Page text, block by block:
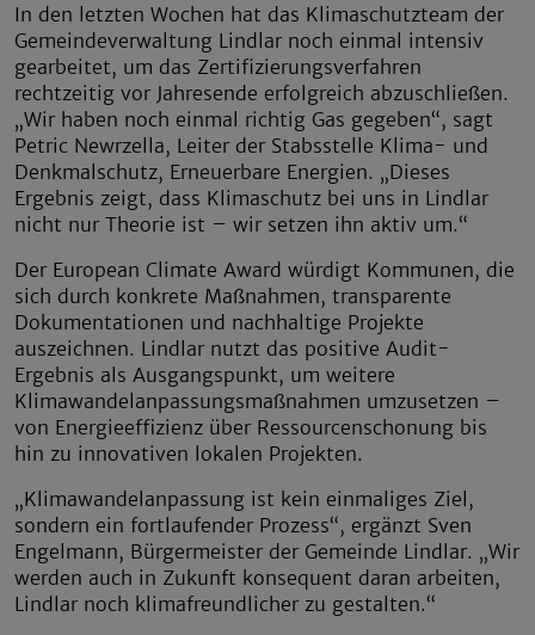
In den letzten Wochen hat das Klimaschutzteam der
Gemeindeverwaltung Lindlar noch einmal intensiv
gearbeitet, um das Zertifizierungsverfahren
rechtzeitig vor Jahresende erfolgreich abzuschließen.
„Wir haben noch einmal richtig Gas gegeben“, sagt
Petric Newrzella, Leiter der Stabsstelle Klima- und
Denkmalschutz, Erneuerbare Energien. „Dieses
Ergebnis zeigt, dass Klimaschutz bei uns in Lindlar
nicht nur Theorie ist – wir setzen ihn aktiv um.“
Der European Climate Award würdigt Kommunen, die
sich durch konkrete Maßnahmen, transparente
Dokumentationen und nachhaltige Projekte
auszeichnen. Lindlar nutzt das positive Audit-
Ergebnis als Ausgangspunkt, um weitere
Klimawandelanpassungsmaßnahmen umzusetzen –
von Energieeffizienz über Ressourcenschonung bis
hin zu innovativen lokalen Projekten.
„Klimawandelanpassung ist kein einmaliges Ziel,
sondern ein fortlaufender Prozess“, ergänzt Sven
Engelmann, Bürgermeister der Gemeinde Lindlar. „Wir
werden auch in Zukunft konsequent daran arbeiten,
Lindlar noch klimafreundlicher zu gestalten.“